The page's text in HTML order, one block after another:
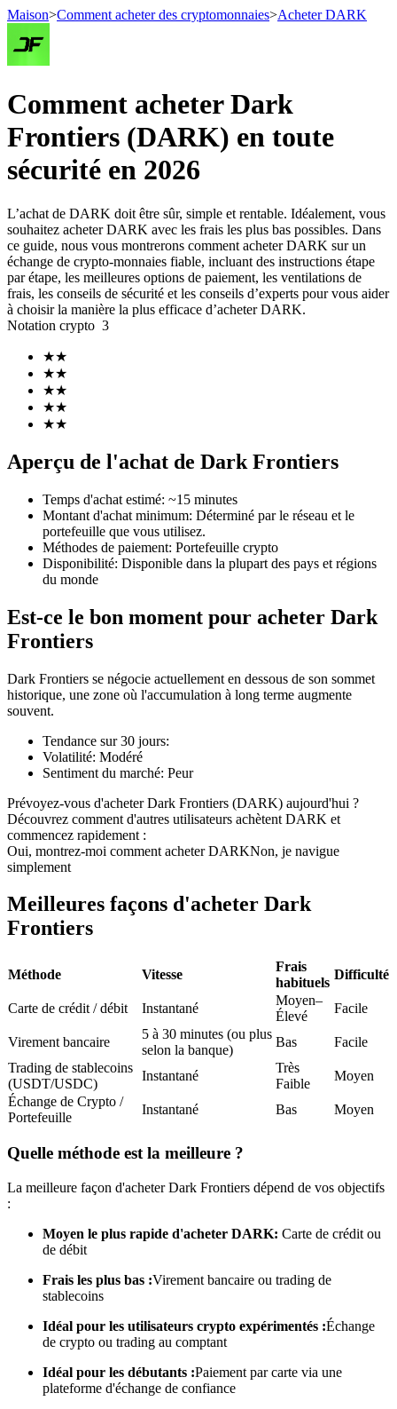
Contrats à terme
Futures USDT
Futures utilisant l'USDT comme garantie
Futures COIN-M
Contrats à terme sur crypto-monnaie
TradFi
Produits dérivés sur actions, forex, métaux précieux et matières
premières
Futures USDC
Futures utilisant l'USDC comme garantie
Rejoignez les meilleurs traders
Devenez un trader de copie
trading
Maison>Comment acheter des cryptomonnaies>Acheter DARK
Comment acheter Dark
Frontiers (DARK) en toute
sécurité en 2026
L’achat de DARK doit être sûr, simple et rentable. Idéalement, vous
souhaitez acheter DARK avec les frais les plus bas possibles. Dans
ce guide, nous vous montrerons comment acheter DARK sur un
échange de crypto-monnaies fiable, incluant des instructions étape
par étape, les meilleures options de paiement, les ventilations de
frais, les conseils de sécurité et les conseils d’experts pour vous aider
à choisir la manière la plus efficace d’acheter DARK.
Notation crypto 3
★★
★★
★★
★★
★★
Aperçu de l'achat de Dark Frontiers
Temps d'achat estimé: ~15 minutes
Montant d'achat minimum: Déterminé par le réseau et le
portefeuille que vous utilisez.
Méthodes de paiement: Portefeuille crypto
Disponibilité: Disponible dans la plupart des pays et régions
du monde
Est-ce le bon moment pour acheter Dark
Frontiers
Dark Frontiers se négocie actuellement en dessous de son sommet
historique, une zone où l'accumulation à long terme augmente
souvent.
Tendance sur 30 jours:
Volatilité: Modéré
Sentiment du marché: Peur
Prévoyez-vous d'acheter Dark Frontiers (DARK) aujourd'hui ?
Découvrez comment d'autres utilisateurs achètent DARK et
commencez rapidement :
Oui, montrez-moi comment acheter DARKNon, je navigue
simplement
Meilleures façons d'acheter Dark
Frontiers
Méthode Vitesse
Frais
habituels
Difficulté
Carte de crédit / débit Instantané
Moyen–
Élevé
Facile
Virement bancaire
5 à 30 minutes (ou plus
selon la banque)
Bas
Facile
Trading de stablecoins
(USDT/USDC)
Instantané
Très
Faible
Moyen
Échange de Crypto /
Portefeuille
Instantané Bas Moyen
Quelle méthode est la meilleure ?
La meilleure façon d'acheter Dark Frontiers dépend de vos objectifs
:
Moyen le plus rapide d'acheter DARK: Carte de crédit ou
de débit
Frais les plus bas :Virement bancaire ou trading de
stablecoins
Idéal pour les utilisateurs crypto expérimentés :Échange
de crypto ou trading au comptant
Idéal pour les débutants :Paiement par carte via une
plateforme d'échange de confiance